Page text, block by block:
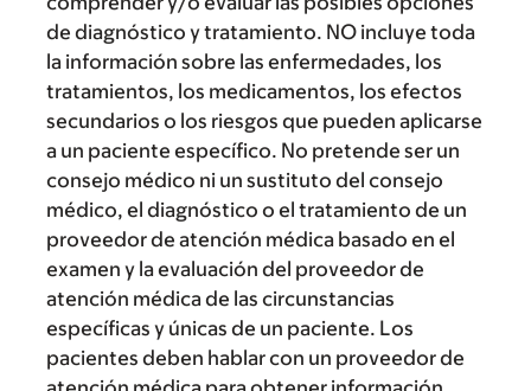
de diagnóstico y tratamiento. NO incluye toda
la información sobre las enfermedades, los
tratamientos, los medicamentos, los efectos
secundarios o los riesgos que pueden aplicarse
a un paciente específico. No pretende ser un
consejo médico ni un sustituto del consejo
médico, el diagnóstico o el tratamiento de un
proveedor de atención médica basado en el
examen y la evaluación del proveedor de
atención médica de las circunstancias
específicas y únicas de un paciente. Los
pacientes deben hablar con un proveedor de